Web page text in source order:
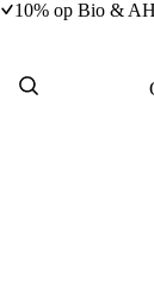
10% op Bio &